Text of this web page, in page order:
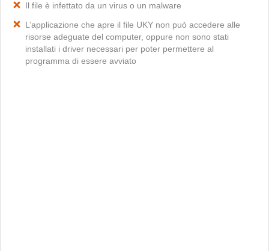
Il file è infettato da un virus o un malware
L’applicazione che apre il file UKY non può accedere alle
risorse adeguate del computer, oppure non sono stati
installati i driver necessari per poter permettere al
programma di essere avviato